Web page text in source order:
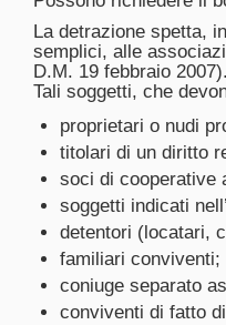
La detrazione spetta,
semplici, alle
D.M. 19 febbraio 2007).
Tali soggetti, che
proprietari o nudi
titolari di un diritto
soci di cooperative
soggetti indicati
detentori (locatari,
familiari conviventi;
coniuge separato
conviventi di fatto